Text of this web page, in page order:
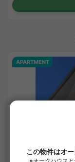
APARTMENT